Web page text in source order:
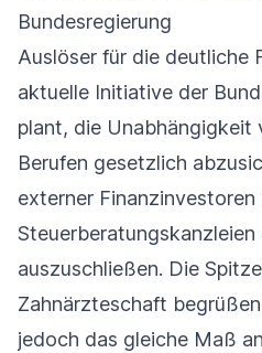
Bundesregierung
Auslöser für die deutliche
aktuelle Initiative der
plant, die Unabhängigkeit
Berufen gesetzlich
externer Finanzinvestoren
Steuerberatungskanzleien
auszuschließen. Die
Zahnärzteschaft
jedoch das gleiche Maß